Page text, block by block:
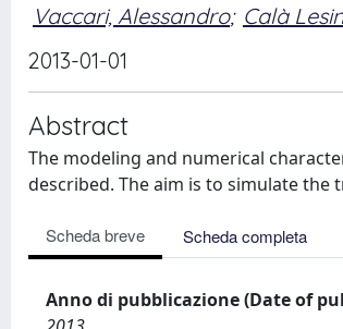
Vaccari, Alessandro; Calà
2013-01-01
Abstract
The modeling and numerical
described. The aim is to simulate the
Scheda breve Scheda completa
Anno di pubblicazione (Date of